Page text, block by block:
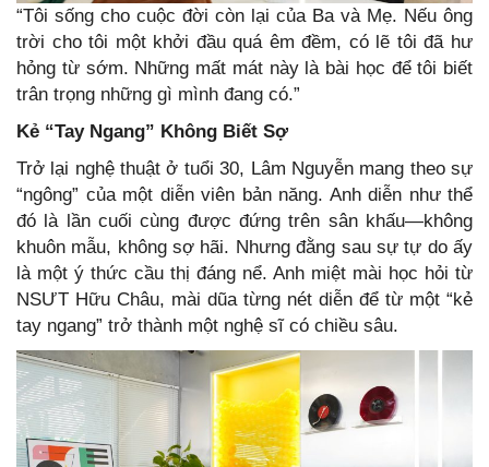
“Tôi sống cho cuộc đời còn lại của Ba và Mẹ. Nếu ông
trời cho tôi một khởi đầu quá êm đềm, có lẽ tôi đã hư
hỏng từ sớm. Những mất mát này là bài học để tôi biết
trân trọng những gì mình đang có.”
Kẻ “Tay Ngang” Không Biết Sợ
Trở lại nghệ thuật ở tuổi 30, Lâm Nguyễn mang theo sự
“ngông” của một diễn viên bản năng. Anh diễn như thể
đó là lần cuối cùng được đứng trên sân khấu—không
khuôn mẫu, không sợ hãi. Nhưng đằng sau sự tự do ấy
là một ý thức cầu thị đáng nể. Anh miệt mài học hỏi từ
NSƯT Hữu Châu, mài dũa từng nét diễn để từ một “kẻ
tay ngang” trở thành một nghệ sĩ có chiều sâu.